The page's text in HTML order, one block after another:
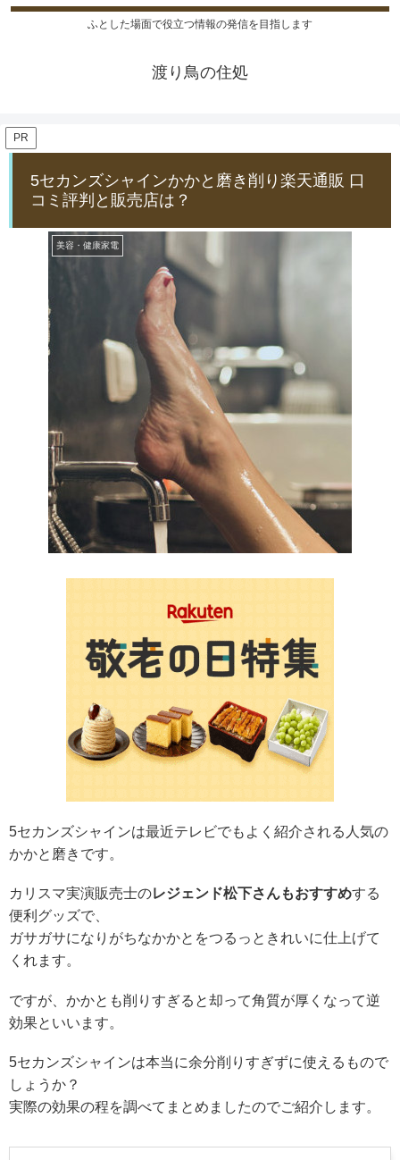
ふとした場面で役立つ情報の発信を目指します
渡り鳥の住処
PR
5セカンズシャインかかと磨き削り楽天通販 口
コミ評判と販売店は？
美容・健康家電
5セカンズシャインは最近テレビでもよく紹介される人気の
かかと磨きです。
カリスマ実演販売士のレジェンド松下さんもおすすめする
便利グッズで、
ガサガサになりがちなかかとをつるっときれいに仕上げて
くれます。
ですが、かかとも削りすぎると却って角質が厚くなって逆
効果といいます。
5セカンズシャインは本当に余分削りすぎずに使えるもので
しょうか？
実際の効果の程を調べてまとめましたのでご紹介します。